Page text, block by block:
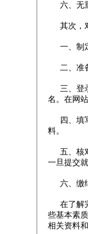
六、无重
其次，对
一、制定
二、准备
三、登录
名。在网
四、填写
料。
五、核对
一旦提交
六、缴纳
在了解完
些基本素
相关资料和